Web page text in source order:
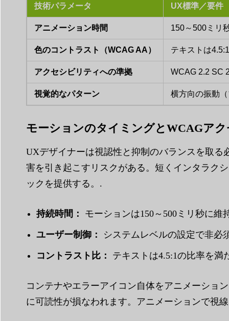
技術パラメータ UX標準／要件
アニメーション時間 150～500ミリ
色のコントラスト（WCAG AA） テキストは
アクセシビリティへの準拠 WCAG 2.2 SC
視覚的なパターン 横方向の振動
モーションのタイミングとWCAGア
UXデザイナーは視認性と抑制のバランスを取
害を引き起こすリスクがある。短くインタラク
ックを提供する。.
持続時間： モーションは150～500ミリ秒に
ユーザー制御： システムレベルの設定で非必
コントラスト比： テキストは4.5:1の比率を
コンテナやエラーアイコン自体をアニメーショ
に可読性が損なわれます。アニメーションで視